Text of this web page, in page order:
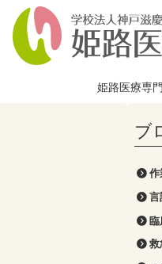
姫路医療専
作
言
臨
救